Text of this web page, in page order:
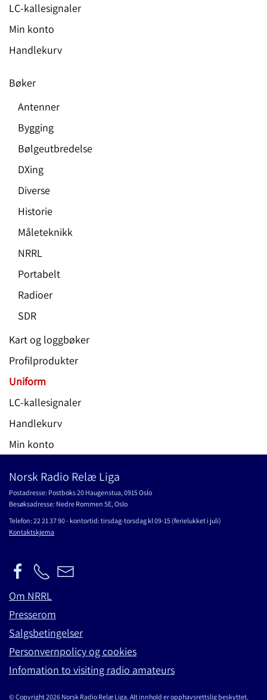
LC-kallesignaler
Min konto
Handlekurv
Bøker
Antenner
Bygging
Bølgeutbredelse
DXing
Diverse
Historie
Måleteknikk
NRRL
Portabelt
Radioer
SDR
Kart og loggbøker
Profilprodukter
Uniform
LC-kallesignaler
Handlekurv
Min konto
Norsk Radio Relæ Liga
Postadresse: Postboks 20 Haugenstua, 0915 Oslo
Besøksadresse: Nedre Rommen 5E, Oslo
Telefon: 22 21 37 90 - kontortid: tirsdag-torsdag kl 09-15 (ferielukket i juli)
Kontaktskjema
Om NRRL
Presserom
Salgsbetingelser
Personvernpolicy og cookies
Infomation to visiting radio amateurs
© Copyright 2026 Norsk Radio Relæ Liga. Alt innhold er opphavsrettslig beskyttet.